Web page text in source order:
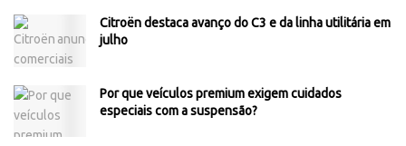
Citroën destaca avanço do C3 e da linha utilitária em
julho
Por que veículos premium exigem cuidados
especiais com a suspensão?